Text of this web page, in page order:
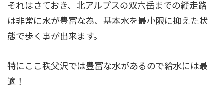
は非常に水が豊富な為、基本水を最小限に抑えた状
態で歩く事が出来ます。
特にここ秩父沢では豊富な水があるので給水には最
適！